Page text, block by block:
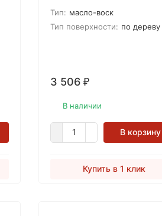
натуральных масел и
карнаубского воска,
покрытия.
Тип: масло-воск
Тип поверхности: по дереву
3 506 ₽
В наличии
В корзину
Купить в 1 клик